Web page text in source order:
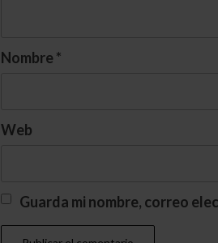
Nombre *
Web
Guarda mi nombre, correo